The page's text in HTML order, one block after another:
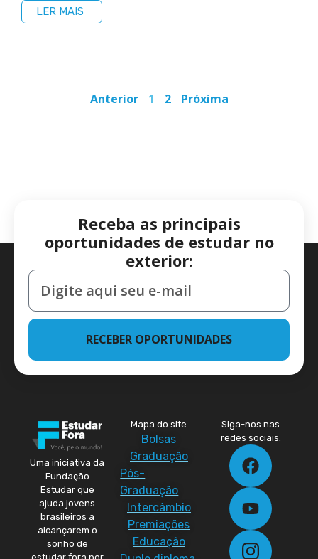
LER MAIS
Anterior 1 2 Próxima
Receba as principais
oportunidades de estudar no
exterior:
RECEBER OPORTUNIDADES
Uma iniciativa da
Fundação
Estudar que
ajuda jovens
brasileiros a
alcançarem o
sonho de
Mapa do site
Bolsas
Graduação
Pós-
Graduação
Intercâmbio
Premiações
Educação
Siga-nos nas
redes sociais: